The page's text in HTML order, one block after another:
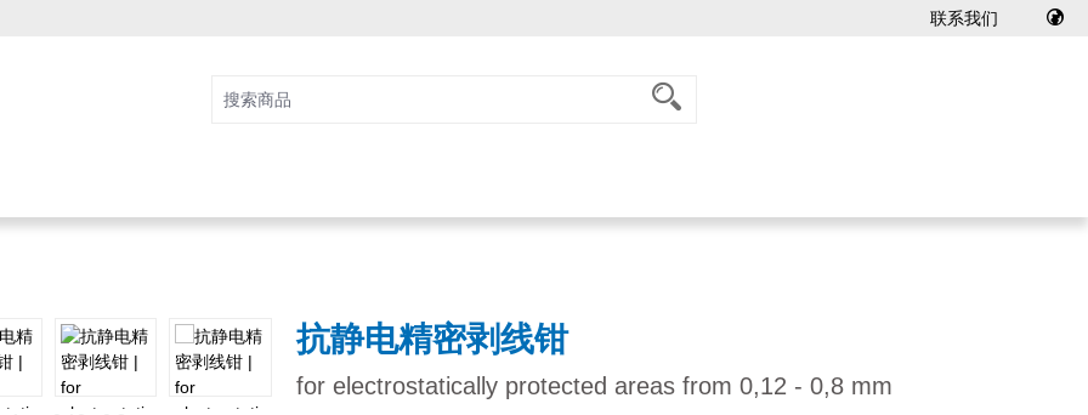
联系我们
抗静电精密剥线钳
for electrostatically protected areas from 0,12 - 0,8 mm